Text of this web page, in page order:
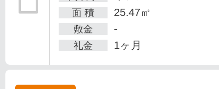
面 積 25.47㎡
敷金 -
礼金 1ヶ月